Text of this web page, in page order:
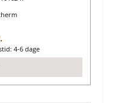
pris:
4-6 dage